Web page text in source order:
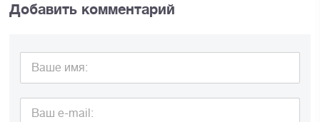
Добавить комментарий